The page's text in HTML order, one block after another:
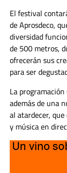
El festival
de Aprosdeco,
diversidad
de 500 metros,
ofrecerán sus
para ser
La
además de una
al atardecer,
y música en